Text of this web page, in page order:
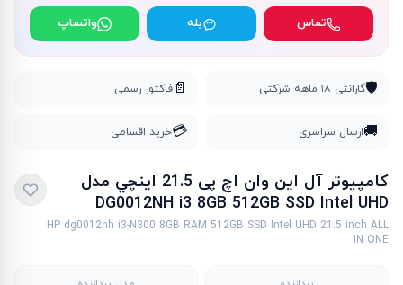
تماس بله واتساپ
🛡️گارانتی ۱۸ ماهه شرکتی 📄 فاکتور رسمی
🚚ارسال سراسری 💳خرید اقساطی
کامپیوتر آل این وان اچ پی 21.5 اينچي مدل
DG0012NH i3 8GB 512GB SSD Intel UHD
HP dg0012nh i3-N300 8GB RAM 512GB SSD Intel UHD 21.5 inch ALL
IN ONE